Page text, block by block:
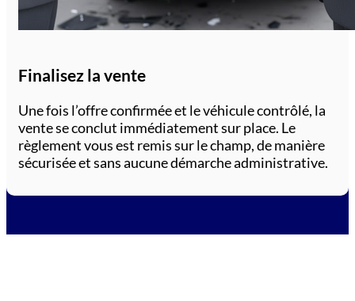
Finalisez la vente
Une fois l’offre confirmée et le véhicule contrôlé, la
vente se conclut immédiatement sur place. Le
règlement vous est remis sur le champ, de manière
sécurisée et sans aucune démarche administrative.